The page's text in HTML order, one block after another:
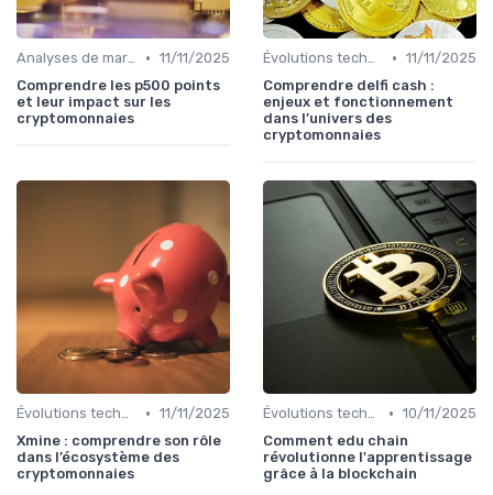
Analyses de marché et prédictions • 11/11/2025
Comprendre les p500 points
et leur impact sur les
cryptomonnaies
Évolutions technologiques (DeFi, NFTs, etc.) • 11/11/2025
Comprendre delfi cash :
enjeux et fonctionnement
dans l’univers des
cryptomonnaies
Évolutions technologiques (DeFi, NFTs, etc.) • 11/11/2025
Xmine : comprendre son rôle
dans l’écosystème des
cryptomonnaies
Évolutions technologiques (DeFi, NFTs, etc.) • 10/11/2025
Comment edu chain
révolutionne l'apprentissage
grâce à la blockchain